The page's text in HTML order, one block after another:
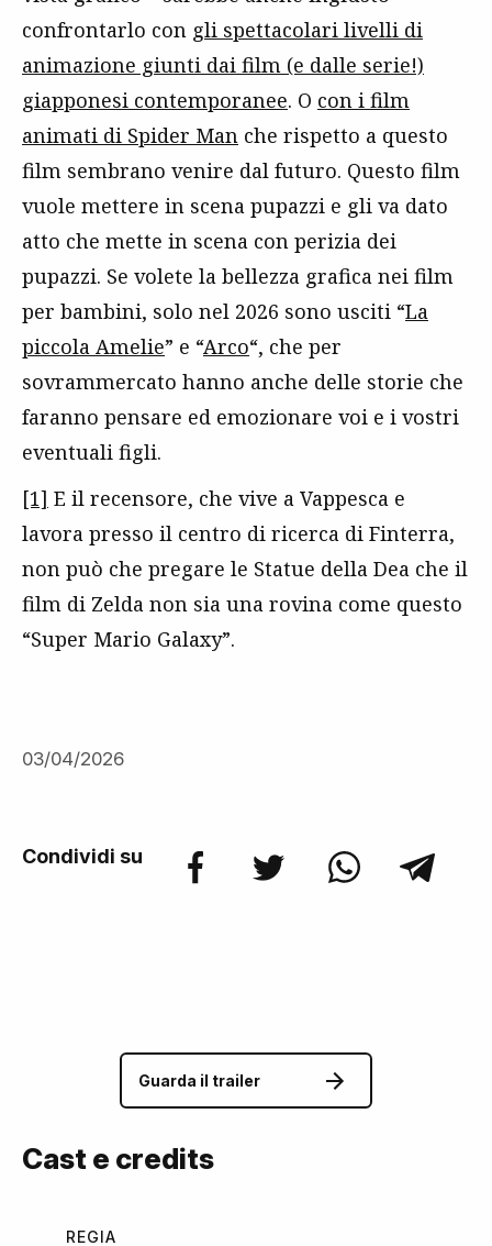
confrontarlo con gli spettacolari livelli di
animazione giunti dai film (e dalle serie!)
giapponesi contemporanee. O con i film
animati di Spider Man che rispetto a questo
film sembrano venire dal futuro. Questo film
vuole mettere in scena pupazzi e gli va dato
atto che mette in scena con perizia dei
pupazzi. Se volete la bellezza grafica nei film
per bambini, solo nel 2026 sono usciti “La
piccola Amelie” e “Arco“, che per
sovrammercato hanno anche delle storie che
faranno pensare ed emozionare voi e i vostri
eventuali figli.
[1] E il recensore, che vive a Vappesca e
lavora presso il centro di ricerca di Finterra,
non può che pregare le Statue della Dea che il
film di Zelda non sia una rovina come questo
“Super Mario Galaxy”.
03/04/2026
Condividi su
Guarda il trailer
Cast e credits
REGIA